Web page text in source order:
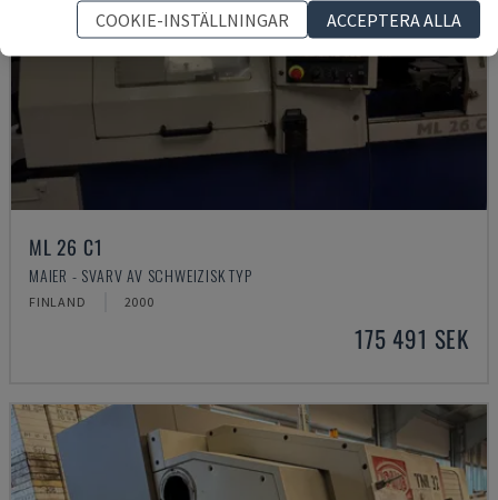
ML 26 C1
MAIER - SVARV AV SCHWEIZISK TYP
FINLAND 2000
175 491 SEK
COOKIE-INSTÄLLNINGAR
ACCEPTERA ALLA